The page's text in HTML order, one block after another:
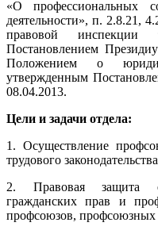
«О профессиональных
деятельности», п. 2.8.21,
правовой
Постановлением
Положением о
утвержденным
08.04.2013.
Цели и задачи отдела:
1. Осуществление
трудового
2. Правовая защита
гражданских прав и
профсоюзов, профсоюзных